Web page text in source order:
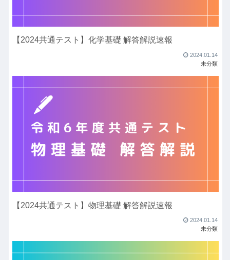
【2024共通テスト】化学基礎 解答解説速報
2024.01.14
未分類
【2024共通テスト】物理基礎 解答解説速報
2024.01.14
未分類